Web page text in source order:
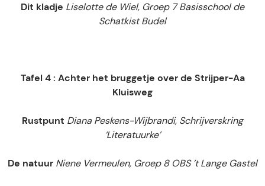
Dit kladje Liselotte de Wiel, Groep 7 Basisschool de
Schatkist Budel
Tafel 4 : Achter het bruggetje over de Strijper-Aa
Kluisweg
Rustpunt Diana Peskens-Wijbrandi, Schrijverskring
‘Literatuurke’
De natuur Niene Vermeulen, Groep 8 OBS ’t Lange Gastel